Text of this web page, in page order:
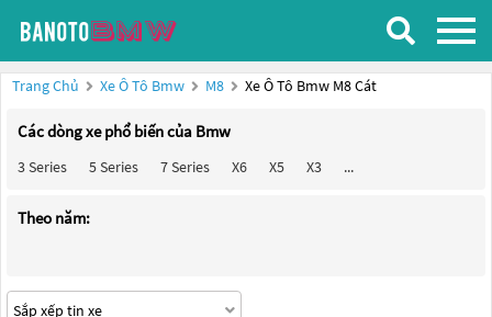
Trang Chủ Xe Ô Tô Bmw M8 Xe Ô Tô Bmw M8 Cát
Các dòng xe phổ biến của Bmw
3 Series 5 Series 7 Series X6 X5 X3 ...
Theo năm: